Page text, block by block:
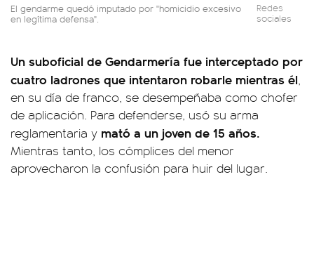
El gendarme quedó imputado por "homicidio excesivo
en legítima defensa".
Redes
sociales
Un suboficial de Gendarmería fue interceptado por
cuatro ladrones que intentaron robarle mientras él,
en su día de franco, se desempeñaba como chofer
de aplicación. Para defenderse, usó su arma
reglamentaria y mató a un joven de 15 años.
Mientras tanto, los cómplices del menor
aprovecharon la confusión para huir del lugar.